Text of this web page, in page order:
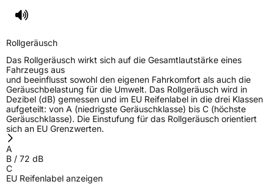
Rollgeräusch
Das Rollgeräusch wirkt sich auf die Gesamtlautstärke eines
Fahrzeugs aus
und beeinflusst sowohl den eigenen Fahrkomfort als auch die
Geräuschbelastung für die Umwelt. Das Rollgeräusch wird in
Dezibel (dB) gemessen und im EU Reifenlabel in die drei Klassen
aufgeteilt: von A (niedrigste Geräuschklasse) bis C (höchste
Geräuschklasse). Die Einstufung für das Rollgeräusch orientiert
sich an EU Grenzwerten.
A
B / 72 dB
C
EU Reifenlabel anzeigen